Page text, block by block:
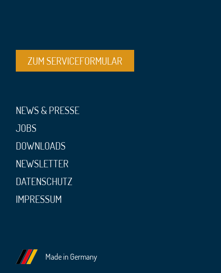
ZUM SERVICEFORMULAR
NEWS & PRESSE
JOBS
DOWNLOADS
NEWSLETTER
DATENSCHUTZ
IMPRESSUM
Made in Germany